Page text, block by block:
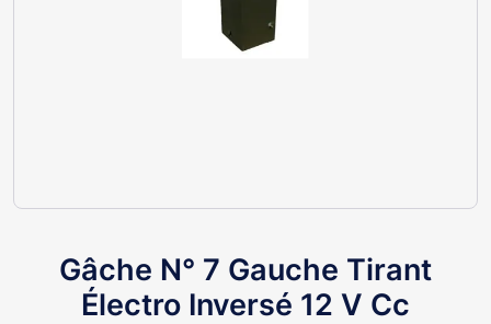
Gâche N° 7 Gauche Tirant
Électro Inversé 12 V Cc